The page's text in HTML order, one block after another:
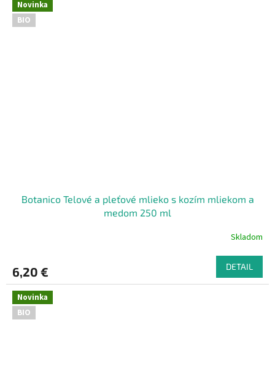
Novinka
BIO
Botanico Telové a pleťové mlieko s kozím mliekom a
medom 250 ml
Skladom
6,20 € DETAIL
Novinka
BIO